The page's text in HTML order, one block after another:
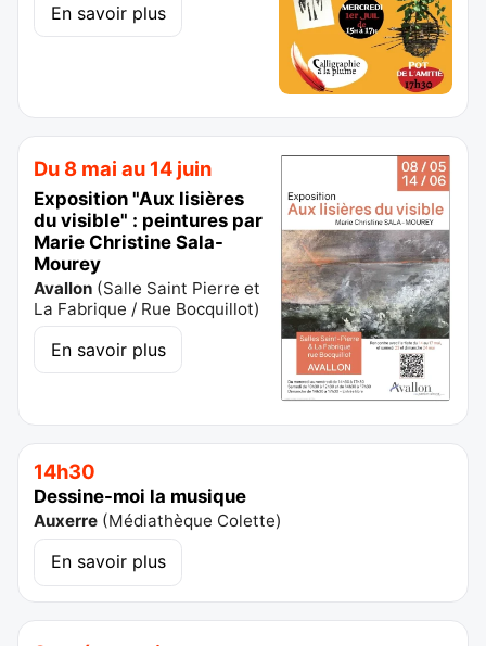
En savoir plus
Du 8 mai au 14 juin
Exposition "Aux lisières
du visible" : peintures par
Marie Christine Sala-
Mourey
Avallon (Salle Saint Pierre et
La Fabrique / Rue Bocquillot)
En savoir plus
14h30
Dessine-moi la musique
Auxerre (Médiathèque Colette)
En savoir plus